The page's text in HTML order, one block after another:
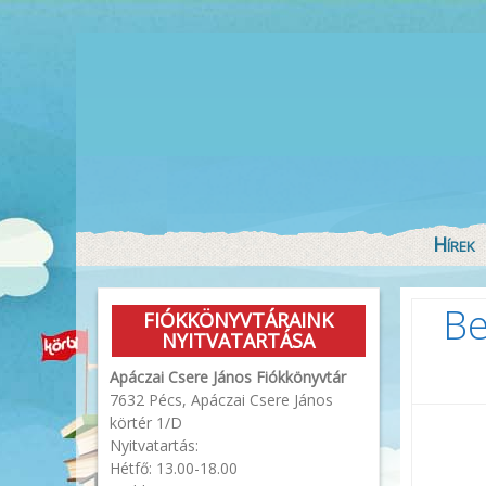
Hírek
FIÓKKÖNYVTÁRAINK
NYITVATARTÁSA
Apáczai Csere János Fiókkönyvtár
7632 Pécs, Apáczai Csere János
körtér 1/D
Nyitvatartás:
Hétfő: 13.00-18.00